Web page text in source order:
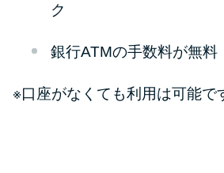
ク
銀行ATMの手数料が無料
※口座がなくても利用は可能で